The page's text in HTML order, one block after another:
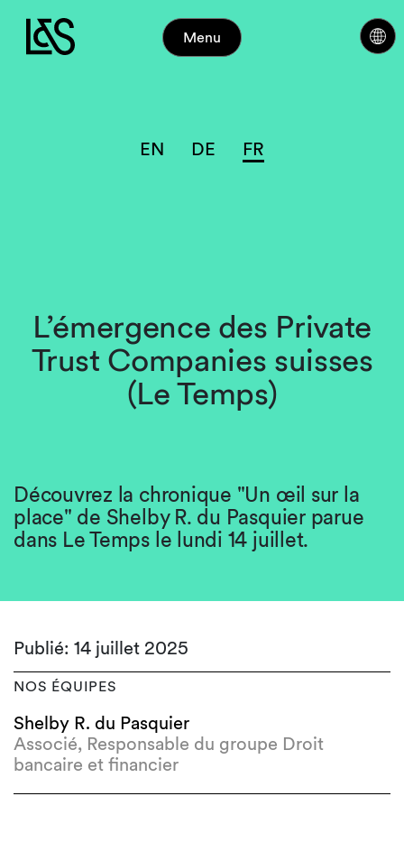
Menu
EN DE FR
L’émergence des Private
Trust Companies suisses
(Le Temps)
Découvrez la chronique "Un œil sur la
place" de Shelby R. du Pasquier parue
dans Le Temps le lundi 14 juillet.
Publié: 14 juillet 2025
NOS ÉQUIPES
Shelby R. du Pasquier
Associé, Responsable du groupe Droit
bancaire et financier